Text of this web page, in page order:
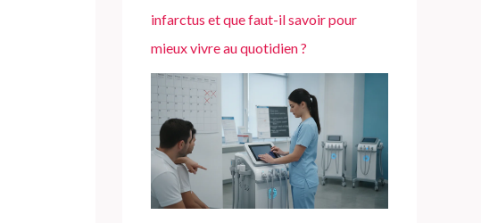
infarctus et que faut-il savoir pour
mieux vivre au quotidien ?